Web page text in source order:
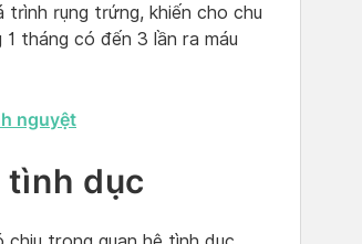
rụng trứng, khiến cho chu
tháng có đến 3 lần ra máu
nguyệt
tình dục